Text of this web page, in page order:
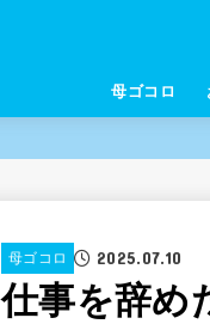
母ゴコロ
母ゴコロ 2025.07.10
仕事を辞め